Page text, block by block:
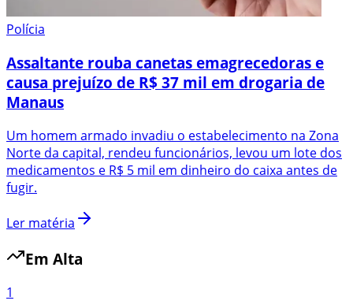
Polícia
Assaltante rouba canetas emagrecedoras e
causa prejuízo de R$ 37 mil em drogaria de
Manaus
Um homem armado invadiu o estabelecimento na Zona
Norte da capital, rendeu funcionários, levou um lote dos
medicamentos e R$ 5 mil em dinheiro do caixa antes de
fugir.
Ler matéria
Em Alta
1